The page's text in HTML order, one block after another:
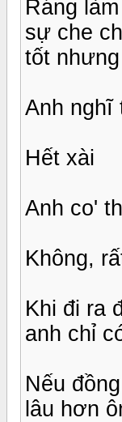
Ráng
sự che
tốt
Anh nghĩ
Hết xài
Anh co'
Không,
Khi đi ra
anh chỉ
Nếu
lâu hơn